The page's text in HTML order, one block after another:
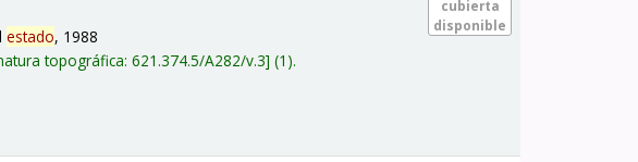
cubierta
disponible
lestado, 1988
topográfica:621.374.5/A282/v.3 (1).